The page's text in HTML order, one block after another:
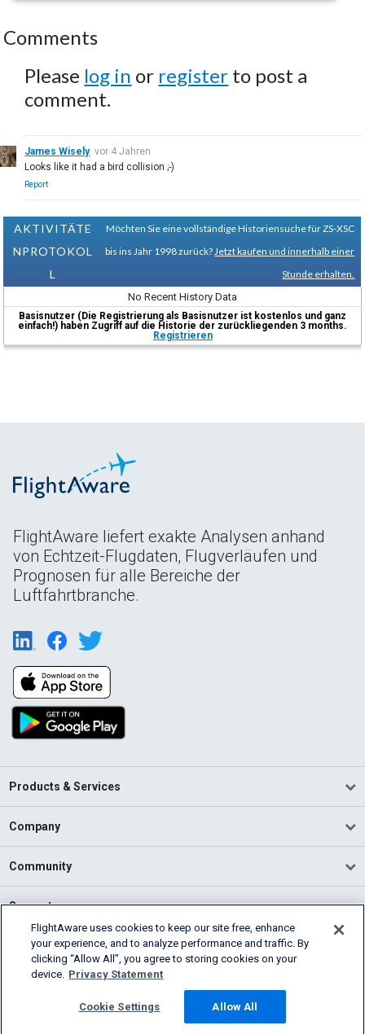
Comments
Please log in or register to post a
comment.
James Wisely vor 4 Jahren
Looks like it had a bird collision ;-)
Report
AKTIVITÄTE
NPROTOKOL
L
Möchten Sie eine vollständige Historiensuche für ZS-XSC
bis ins Jahr 1998 zurück? Jetzt kaufen und innerhalb einer
Stunde erhalten.
No Recent History Data
Basisnutzer (Die Registrierung als Basisnutzer ist kostenlos und ganz
einfach!) haben Zugriff auf die Historie der zurückliegenden 3 months.
Registrieren
FlightAware liefert exakte Analysen anhand
von Echtzeit-Flugdaten, Flugverläufen und
Prognosen für alle Bereiche der
Luftfahrtbranche.
Products & Services
Company
Community
Support
English (USA)
2026 FlightAware
Cookie Settings
FlightAware uses cookies to keep our site free, enhance
your experience, and to analyze performance and traffic. By
clicking “Allow All”, you agree to storing cookies on your
device. Privacy Statement
Cookie Settings Allow All